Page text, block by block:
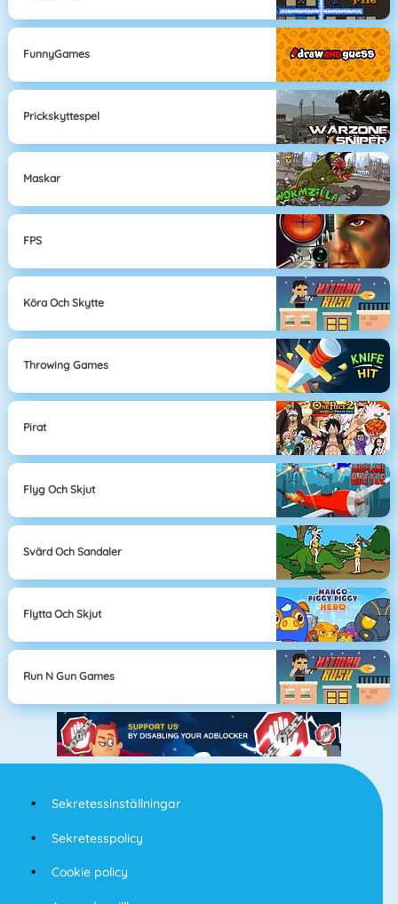
FunnyGames
Prickskyttespel
Maskar
FPS
Köra Och Skytte
Throwing Games
Pirat
Flyg Och Skjut
Svärd Och Sandaler
Flytta Och Skjut
Run N Gun Games
Sekretessinställningar
Sekretesspolicy
Cookie policy